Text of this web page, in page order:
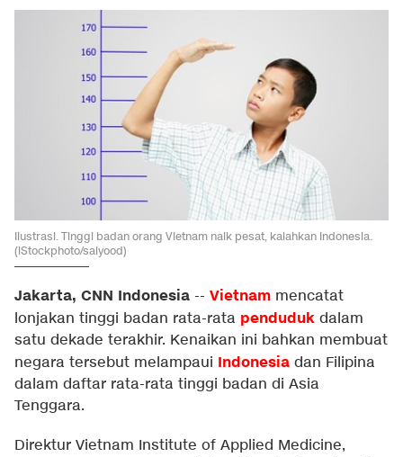
Ilustrasi. Tinggi badan orang Vietnam naik pesat, kalahkan Indonesia.
(iStockphoto/saiyood)
Jakarta, CNN Indonesia -- Vietnam mencatat
lonjakan tinggi badan rata-rata penduduk dalam
satu dekade terakhir. Kenaikan ini bahkan membuat
negara tersebut melampaui Indonesia dan Filipina
dalam daftar rata-rata tinggi badan di Asia
Tenggara.
Direktur Vietnam Institute of Applied Medicine,